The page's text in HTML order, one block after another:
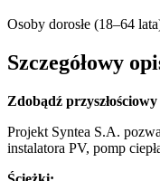
Osoby dorosłe (18–64
Szczegółowy
Zdobądź
Projekt Syntea S.A.
instalatora PV, pomp